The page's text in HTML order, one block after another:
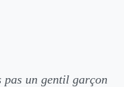
pas un gentil garçon